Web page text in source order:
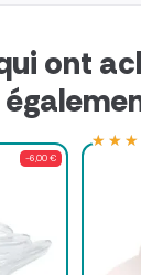
ont
-6,00 €